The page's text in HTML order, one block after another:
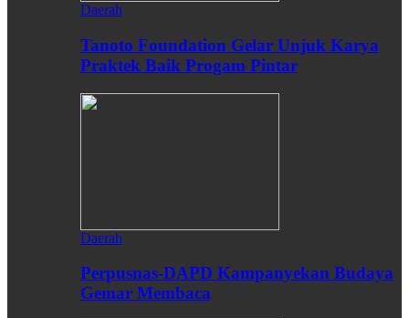
Daerah
Tanoto Foundation Gelar Unjuk Karya
Praktek Baik Progam Pintar
Daerah
Perpusnas-DAPD Kampanyekan Budaya
Gemar Membaca